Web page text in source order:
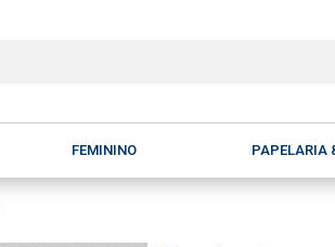
FEMININO PAPELARIA